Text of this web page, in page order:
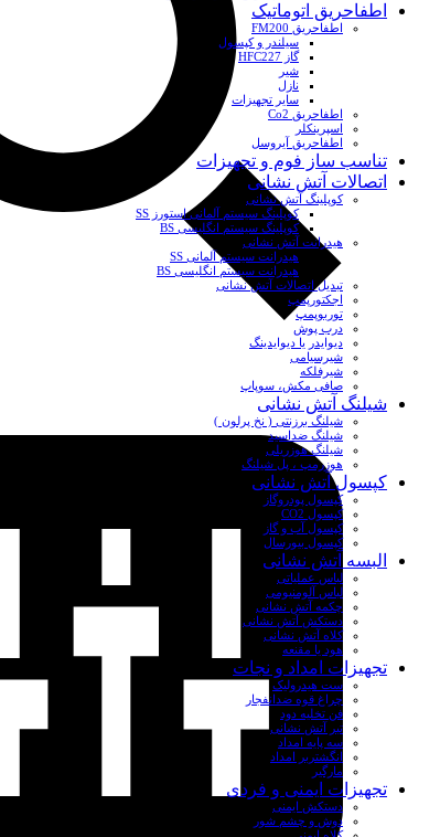
اطفاحریق اتوماتیک
اطفاحریق FM200
سیلندر و کپسول
گاز HFC227
شیر
نازل
سایر تجهیزات
اطفاحریق Co2
اسپرینکلر
اطفاحریق آیروسل
تناسب ساز فوم و تجهیزات
اتصالات آتش نشانی
کوپلینگ آتش نشانی
کوپلینگ سیستم آلمانی استورز SS
کوپلینگ سیستم انگلیسی BS
هیدرانت آتش نشانی
هیدرانت سیستم آلمانی SS
هیدرانت سیستم انگلیسی BS
تبدیل اتصالات آتش نشانی
اجکتورپمپ
توربوپمپ
درب پوش
دیوایدر یا دیوایدینگ
شیرسیامی
شیرفلکه
صافی مکش، سوپاپ
شیلنگ آتش نشانی
شیلنگ برزنتی ( نخ پرلون )
شیلنگ ضداسید
شیلنگ هوزریلی
هوزرمپ ، پل شیلنگ
کپسول آتش نشانی
کپسول پودروگاز
کپسول CO2
کپسول آب و گاز
کپسول بیورسال
البسه آتش نشانی
لباس عملیاتی
لباس آلومنیومی
چکمه آتش نشانی
دستکش آتش نشانی
کلاه آتش نشانی
هود یا مقنعه
تجهیزات امداد و نجات
ست هیدرولیک
چراغ قوه ضدانفجار
فن تخلیه دود
تبر آتش نشانی
سه پایه امداد
انگشتربر امداد
مارگیر
تجهیزات ایمنی و فردی
دستکش ایمنی
دوش و چشم شور